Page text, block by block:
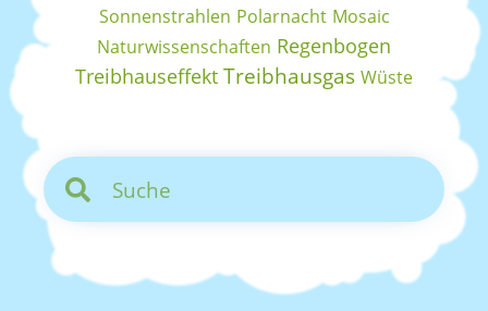
Sonnenstrahlen Polarnacht Mosaic
Naturwissenschaften Regenbogen
Treibhauseffekt Treibhausgas Wüste